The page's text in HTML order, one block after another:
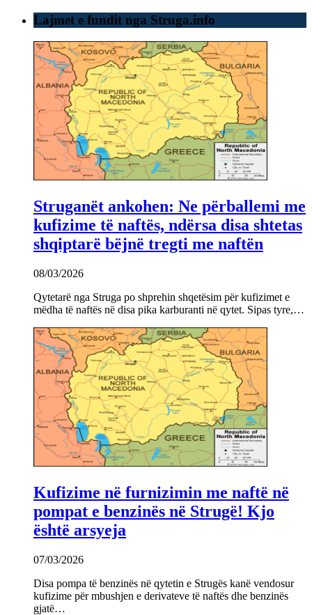
Lajmet e fundit nga Struga.info
Struganët ankohen: Ne përballemi me
kufizime të naftës, ndërsa disa shtetas
shqiptarë bëjnë tregti me naftën
08/03/2026
Qytetarë nga Struga po shprehin shqetësim për kufizimet e
mëdha të naftës në disa pika karburanti në qytet. Sipas tyre,…
Kufizime në furnizimin me naftë në
pompat e benzinës në Strugë! Kjo
është arsyeja
07/03/2026
Disa pompa të benzinës në qytetin e Strugës kanë vendosur
kufizime për mbushjen e derivateve të naftës dhe benzinës
gjatë…